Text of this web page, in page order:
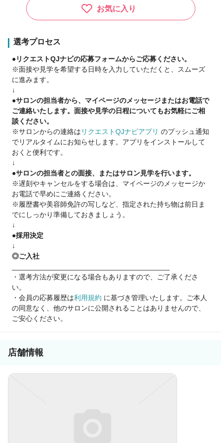
-内容-
👉月給 23万円～
☆★あなたが活躍できるようにバックアップ★☆
💠新しいお店でノビノビと働きたい
💠今までの経験を活かしていきたい
💠集客力の高いサロンで活躍したい
💠仕事も私生活も充実させたい
💠家庭と両立したい
💠月50万以上の報酬実績多数！
ワークライフバランスによってキャリアチェンジ、
また正社員⇔業務委託の契約変更も可能です☆
まずはお気軽にサロン見学にお越し下さい！
お気に入り
選考プロセス
●リクエストQJナビの応募フォームからご応募ください。
※面接や見学を希望する日時を入力していただくと、スムーズ
に進みます。
↓
●サロンの担当者から、マイページのメッセージまたはお電話で
ご連絡いたします。面接や見学の日程についてもお気軽にご相
談ください。
※サロンからの連絡は リクエストQJナビアプリ のプッシュ通知
でリアルタイムにお知らせします。アプリをインストールして
おくと便利です。
↓
●サロンの担当者との面接、またはサロン見学を行います。
※遅刻やキャンセルをする場合は、マイページのメッセージか
お電話で早めにご連絡ください。
※履歴書や美容師免許の写しなど、指定された持ち物は前日ま
でにしっかり準備しておきましょう。
↓
●採用決定
↓
◎ご入社
・選考方法が変更になる場合もありますので、ご了承くださ
い。
・会員の応募履歴は利用規約 に基づき管理いたします。ご本人
の同意なく、他のサロンに公開されることはありませんので、
ご安心ください。
店舗情報